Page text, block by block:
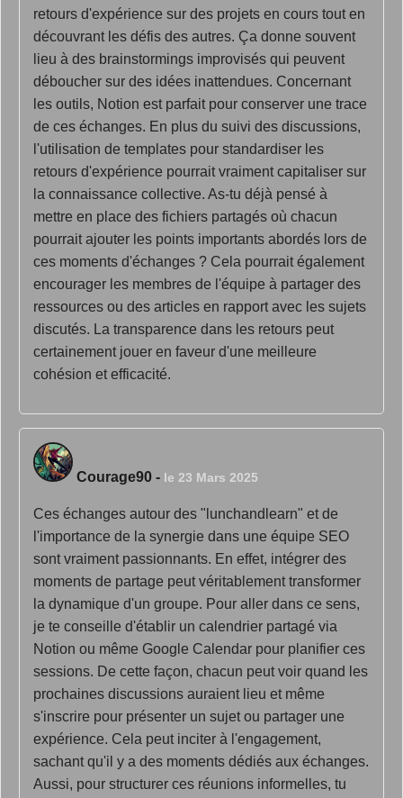
retours d'expérience sur des projets en cours tout en
découvrant les défis des autres. Ça donne souvent
lieu à des brainstormings improvisés qui peuvent
déboucher sur des idées inattendues. Concernant
les outils, Notion est parfait pour conserver une trace
de ces échanges. En plus du suivi des discussions,
l'utilisation de templates pour standardiser les
retours d'expérience pourrait vraiment capitaliser sur
la connaissance collective. As-tu déjà pensé à
mettre en place des fichiers partagés où chacun
pourrait ajouter les points importants abordés lors de
ces moments d'échanges ? Cela pourrait également
encourager les membres de l'équipe à partager des
ressources ou des articles en rapport avec les sujets
discutés. La transparence dans les retours peut
certainement jouer en faveur d'une meilleure
cohésion et efficacité.
Courage90 - le 23 Mars 2025
Ces échanges autour des "lunchandlearn" et de
l'importance de la synergie dans une équipe SEO
sont vraiment passionnants. En effet, intégrer des
moments de partage peut véritablement transformer
la dynamique d'un groupe. Pour aller dans ce sens,
je te conseille d'établir un calendrier partagé via
Notion ou même Google Calendar pour planifier ces
sessions. De cette façon, chacun peut voir quand les
prochaines discussions auraient lieu et même
s'inscrire pour présenter un sujet ou partager une
expérience. Cela peut inciter à l'engagement,
sachant qu'il y a des moments dédiés aux échanges.
Aussi, pour structurer ces réunions informelles, tu